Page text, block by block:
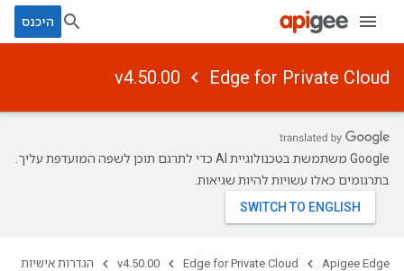
היכנס
Edge for Private Cloud
v4.50.00
‫Google משתמשת בטכנולוגיית AI כדי לתרגם תוכן לשפה המועדפת עליך.
בתרגומים כאלו עשויות להיות שגיאות.
Apigee Edge
Edge for Private Cloud
v4.50.00 הגדרות אישיות